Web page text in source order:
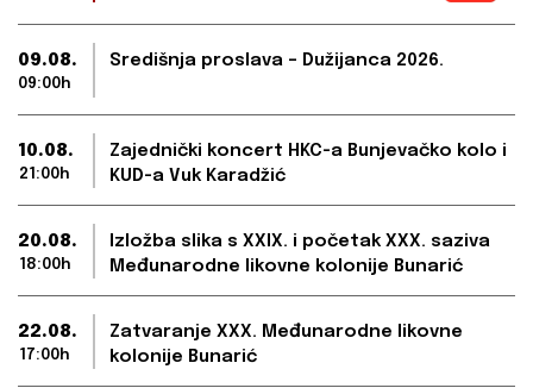
09.08.
09:00h
Središnja proslava – Dužijanca 2026.
10.08.
21:00h
Zajednički koncert HKC-a Bunjevačko kolo i
KUD-a Vuk Karadžić
20.08.
18:00h
Izložba slika s XXIX. i početak XXX. saziva
Međunarodne likovne kolonije Bunarić
22.08.
17:00h
Zatvaranje XXX. Međunarodne likovne
kolonije Bunarić